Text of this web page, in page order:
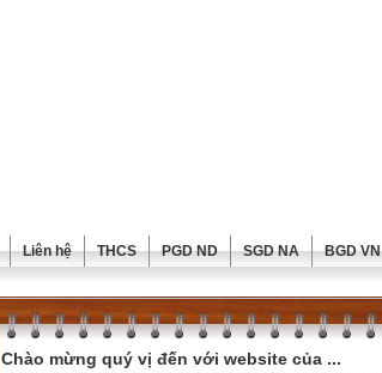
Liên hệ THCS PGD ND SGD NA BGD VN
Chào mừng quý vị đến với website của ...